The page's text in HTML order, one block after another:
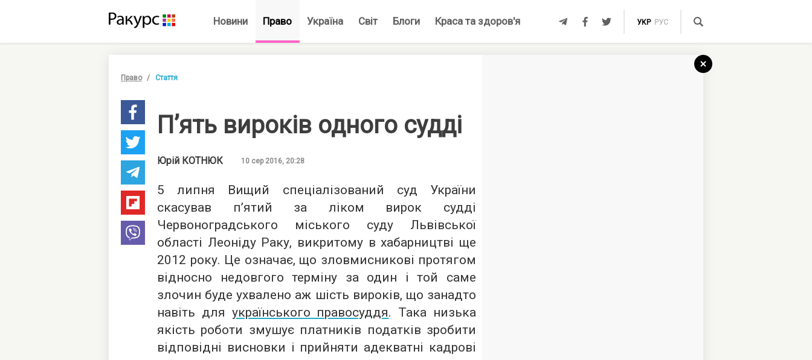
Новини Право Україна Світ Блоги Краса та здоров'я УКР РУС
Право Стаття
П’ять вироків одного судді
Юрій КОТНЮК 10 сер 2016, 20:28
5 липня Вищий спеціалізований суд України
скасував п’ятий за ліком вирок судді
Червоноградського міського суду Львівської
області Леоніду Раку, викритому в хабарництві ще
2012 року. Це означає, що зловмисникові протягом
відносно недовгого терміну за один і той саме
злочин буде ухвалено аж шість вироків, що занадто
навіть для українського правосуддя. Така низька
якість роботи змушує платників податків зробити
відповідні висновки і прийняти адекватні кадрові